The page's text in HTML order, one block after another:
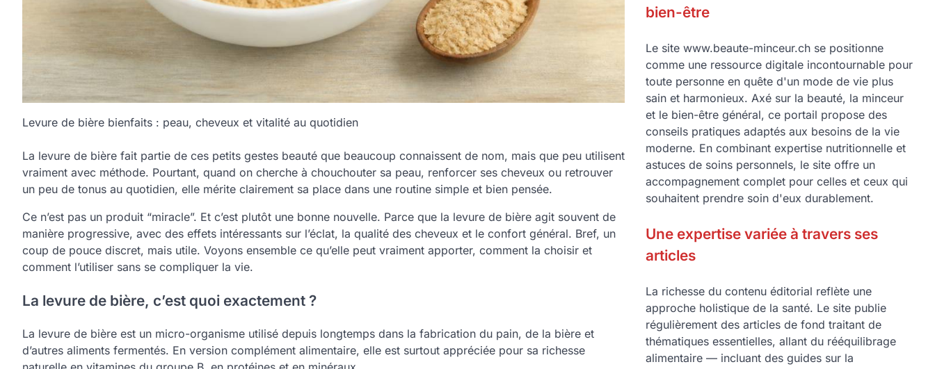
Levure de bière bienfaits : peau, cheveux et vitalité au quotidien
La levure de bière fait partie de ces petits gestes beauté que beaucoup connaissent de nom, mais que peu utilisent
vraiment avec méthode. Pourtant, quand on cherche à chouchouter sa peau, renforcer ses cheveux ou retrouver
un peu de tonus au quotidien, elle mérite clairement sa place dans une routine simple et bien pensée.
Ce n’est pas un produit “miracle”. Et c’est plutôt une bonne nouvelle. Parce que la levure de bière agit souvent de
manière progressive, avec des effets intéressants sur l’éclat, la qualité des cheveux et le confort général. Bref, un
coup de pouce discret, mais utile. Voyons ensemble ce qu’elle peut vraiment apporter, comment la choisir et
comment l’utiliser sans se compliquer la vie.
La levure de bière, c’est quoi exactement ?
La levure de bière est un micro-organisme utilisé depuis longtemps dans la fabrication du pain, de la bière et
d’autres aliments fermentés. En version complément alimentaire, elle est surtout appréciée pour sa richesse
bien-être
Le site www.beaute-minceur.ch se positionne
comme une ressource digitale incontournable pour
toute personne en quête d'un mode de vie plus
sain et harmonieux. Axé sur la beauté, la minceur
et le bien-être général, ce portail propose des
conseils pratiques adaptés aux besoins de la vie
moderne. En combinant expertise nutritionnelle et
astuces de soins personnels, le site offre un
accompagnement complet pour celles et ceux qui
souhaitent prendre soin d'eux durablement.
Une expertise variée à travers ses
articles
La richesse du contenu éditorial reflète une
approche holistique de la santé. Le site publie
régulièrement des articles de fond traitant de
thématiques essentielles, allant du rééquilibrage
alimentaire — incluant des guides sur la